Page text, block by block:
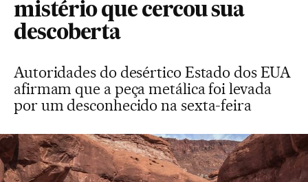
mistério que cercou sua
descoberta
Autoridades do desértico Estado dos EUA
afirmam que a peça metálica foi levada
por um desconhecido na sexta-feira